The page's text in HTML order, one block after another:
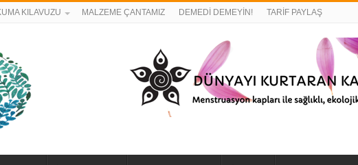
KILAVUZU MALZEME ÇANTAMIZ DEMEDİ DEMEYİN! TARİF PAYLAŞ